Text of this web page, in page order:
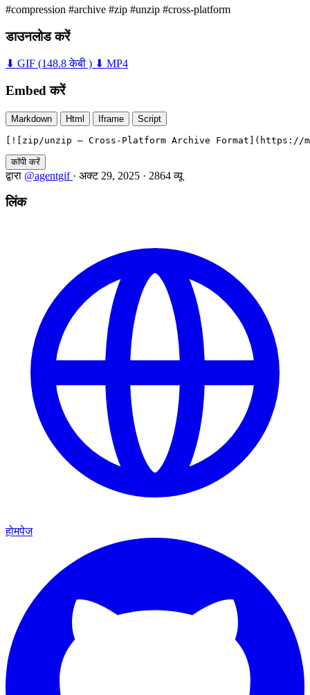
#compression #archive #zip #unzip #cross-platform
डाउनलोड करें
⬇ GIF (148.8 केबी ) ⬇ MP4
Embed करें
Markdown Html Iframe Script
[![zip/unzip — Cross-Platform Archive Format](https://
कॉपी करें
द्वारा @agentgif · अक्ट 29, 2025 · 2864 व्यू
लिंक
होमपेज